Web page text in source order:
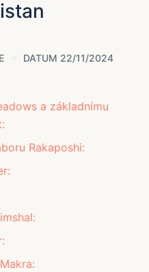
DATUM 22/11/2024
a základnímu
Rakaposhi: